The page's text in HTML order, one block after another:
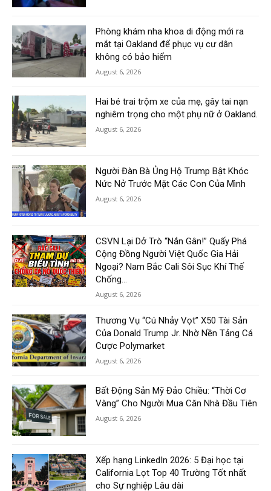
Phòng khám nha khoa di động mới ra
mắt tại Oakland để phục vụ cư dân
không có bảo hiểm
August 6, 2026
Hai bé trai trộm xe của mẹ, gây tai nạn
nghiêm trọng cho một phụ nữ ở Oakland.
August 6, 2026
Người Đàn Bà Ủng Hộ Trump Bật Khóc
Nức Nở Trước Mặt Các Con Của Mình
August 6, 2026
CSVN Lại Dở Trò “Nắn Gân!” Quấy Phá
Cộng Đồng Người Việt Quốc Gia Hải
Ngoại? Nam Bắc Cali Sôi Sục Khí Thế
Chống...
August 6, 2026
Thương Vụ “Cú Nhảy Vọt” X50 Tài Sản
Của Donald Trump Jr. Nhờ Nền Tảng Cá
Cược Polymarket
August 6, 2026
Bất Động Sản Mỹ Đảo Chiều: “Thời Cơ
Vàng” Cho Người Mua Căn Nhà Đầu Tiên
August 6, 2026
Xếp hạng LinkedIn 2026: 5 Đại học tại
California Lọt Top 40 Trường Tốt nhất
cho Sự nghiệp Lâu dài